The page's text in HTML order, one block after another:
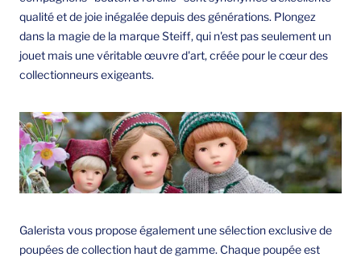
qualité et de joie inégalée depuis des générations. Plongez
dans la magie de la marque Steiff, qui n'est pas seulement un
jouet mais une véritable œuvre d'art, créée pour le cœur des
collectionneurs exigeants.
Galerista vous propose également une sélection exclusive de
poupées de collection haut de gamme. Chaque poupée est